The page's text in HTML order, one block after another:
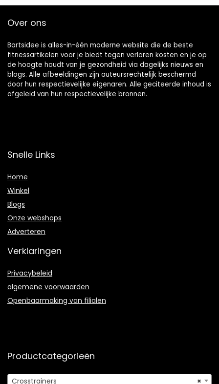
Over ons
Bartsidee is alles-in-één moderne website die de beste
fitnessartikelen voor je biedt tegen verloren kosten en je op
de hoogte houdt van je gezondheid via dagelijks nieuws en
blogs. Alle afbeeldingen zijn auteursrechtelijk beschermd
door hun respectievelijke eigenaren. Alle geciteerde inhoud is
afgeleid van hun respectievelijke bronnen.
Snelle Links
Home
Winkel
Blogs
Onze webshops
Adverteren
Verklaringen
Privacybeleid
algemene voorwaarden
Openbaarmaking van filialen
Productcategorieën
×
Crosstrainers